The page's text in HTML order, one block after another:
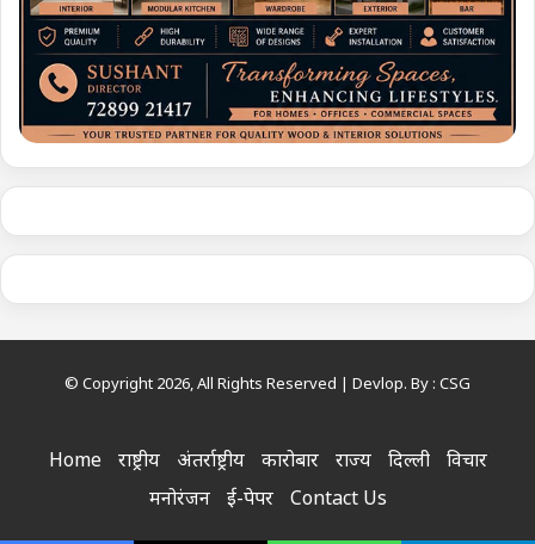
© Copyright 2026, All Rights Reserved | Devlop. By : CSG
Home राष्ट्रीय अंतर्राष्ट्रीय कारोबार राज्य दिल्ली
विचार
मनोरंजन
ई-पेपर Contact Us